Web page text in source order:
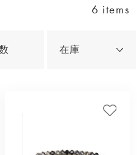
6 items
在庫